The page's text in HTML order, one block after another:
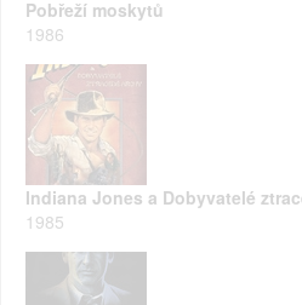
Pobřeží moskytů
1986
Indiana Jones a Dobyvatelé
1985